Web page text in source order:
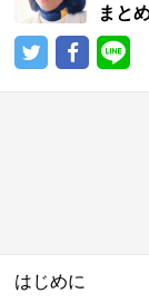
まと
はじめに